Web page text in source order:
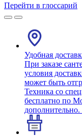
Перейти в глоссарий
Удобная
При заказе
условия
может быть
Техника со
бесплатно по